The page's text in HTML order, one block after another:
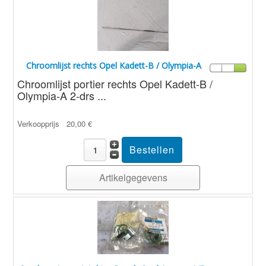
Chroomlijst rechts Opel Kadett-B / Olympia-A
Chroomlijst portier rechts Opel Kadett-B /
Olympia-A 2-drs ...
Verkoopprijs 20,00 €
Artikelgegevens